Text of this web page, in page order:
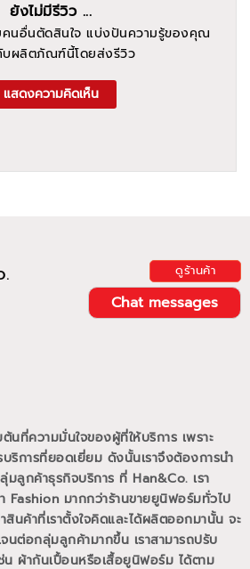
ดูร้านค้า
Chat messages
ต้นที่ความมั่นใจของผู้ที่ให้บริการ เพราะ
บริการที่ยอดเยี่ยม ดังนั้นเราจึงต้องการนำ
มลูกค้าธุรกิจบริการ ที่ Han&Co. เรา
Fashion มากกว่าร้านขายยูนิฟอร์มทั่วไป
สินค้าที่เราตั้งใจคิดและได้ผลิตออกมานั้น จะ
จนต่อกลุ่มลูกค้ามากขึ้น เราสามารถปรับ
น ผ้ากันเปื้อนหรือเสื้อยูนิฟอร์ม ได้ตาม
ยังไม่มีรีวิว ...
คนอื่นตัดสินใจ แบ่งปันความรู้ของคุณ
บผลิตภัณฑ์นี้โดยส่งรีวิว
แสดงความคิดเห็น